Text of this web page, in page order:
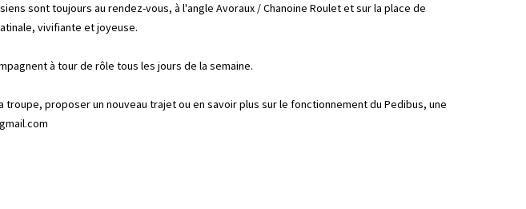
sont toujours au rendez-vous, à l'angle Avoraux / Chanoine Roulet et sur la place de
vivifiante et joyeuse.
à tour de rôle tous les jours de la semaine.
troupe, proposer un nouveau trajet ou en savoir plus sur le fonctionnement du Pedibus, une